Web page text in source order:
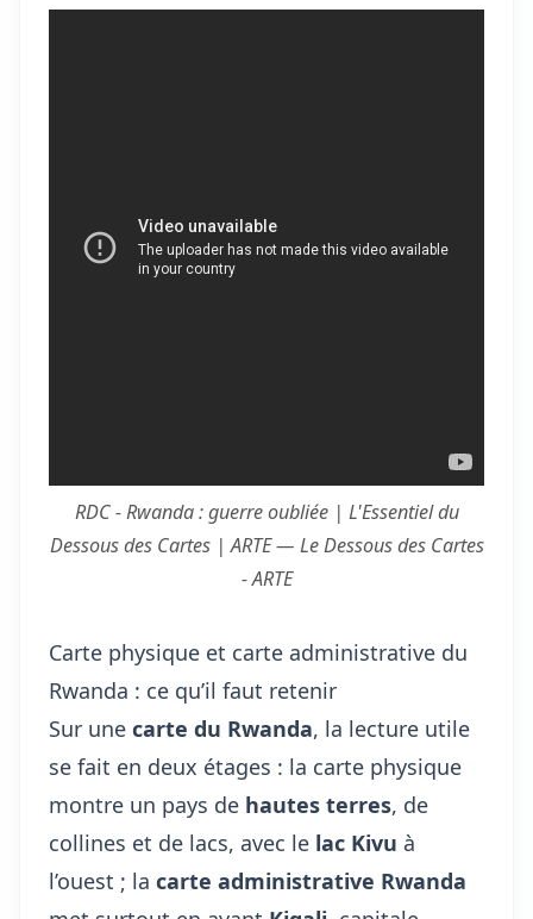
RDC - Rwanda : guerre oubliée | L'Essentiel du
Dessous des Cartes | ARTE — Le Dessous des Cartes
- ARTE
Carte physique et carte administrative du
Rwanda : ce qu’il faut retenir
Sur une carte du Rwanda, la lecture utile
se fait en deux étages : la carte physique
montre un pays de hautes terres, de
collines et de lacs, avec le lac Kivu à
l’ouest ; la carte administrative Rwanda